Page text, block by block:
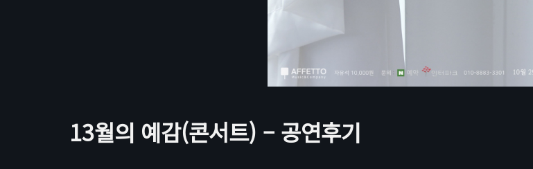
13월의 예감(콘서트) – 공연후기